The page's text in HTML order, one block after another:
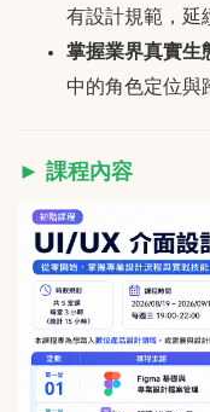
有設計規範，延
掌握業界真實生
中的角色定位與
► 課程內容